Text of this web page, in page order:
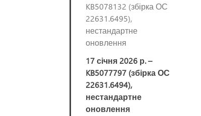
KB5078132 (збірка ОС
22631.6495),
нестандартне
оновлення
17 січня 2026 р. –
KB5077797 (збірка ОС
22631.6494),
нестандартне
оновлення